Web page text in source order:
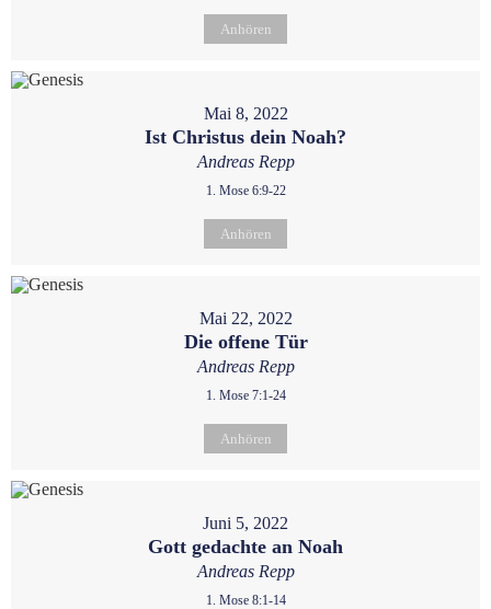
Anhören
Mai 8, 2022
Ist Christus dein Noah?
Andreas Repp
1. Mose 6:9-22
Anhören
Mai 22, 2022
Die offene Tür
Andreas Repp
1. Mose 7:1-24
Anhören
Juni 5, 2022
Gott gedachte an Noah
Andreas Repp
1. Mose 8:1-14